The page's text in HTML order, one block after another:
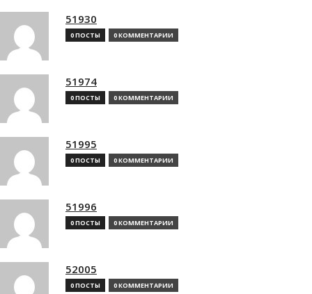
51930
0 ПОСТЫ 0 КОММЕНТАРИИ
51974
0 ПОСТЫ 0 КОММЕНТАРИИ
51995
0 ПОСТЫ 0 КОММЕНТАРИИ
51996
0 ПОСТЫ 0 КОММЕНТАРИИ
52005
0 ПОСТЫ 0 КОММЕНТАРИИ